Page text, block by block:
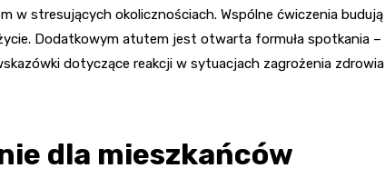
w stresujących okolicznościach. Wspólne ćwiczenia budują
Dodatkowym atutem jest otwarta formuła spotkania –
dotyczące reakcji w sytuacjach zagrożenia zdrowia
dla mieszkańców